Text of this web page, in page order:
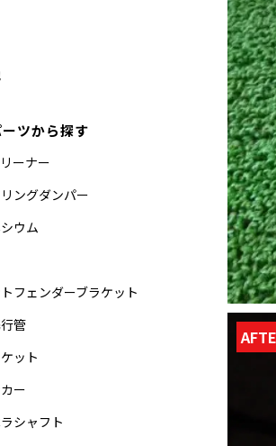
ツから探す
ーナー
ングダンパー
ウム
フェンダーブラケット
管
ット
ー
シャフト